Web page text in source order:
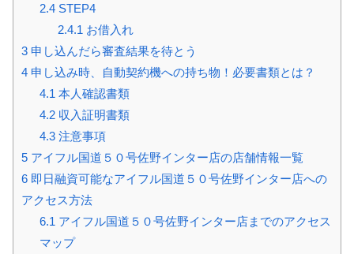
2.4STEP4
2.4.1 お借入れ
3 申し込んだら審査結果を待とう
4 申し込み時、自動契約機への持ち物！必要書類とは？
4.1 本人確認書類
4.2収入証明書類
4.3注意事項
5 アイフル国道５０号佐野インター店の店舗情報一覧
6 即日融資可能なアイフル国道５０号佐野インター店への
アクセス方法
6.1 アイフル国道５０号佐野インター店までのアクセス
マップ